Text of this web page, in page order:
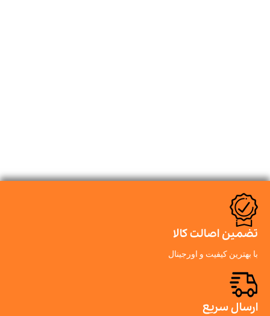
تضمین اصالت کالا
با بهترین کیفیت و اورجینال
ارسال سریع